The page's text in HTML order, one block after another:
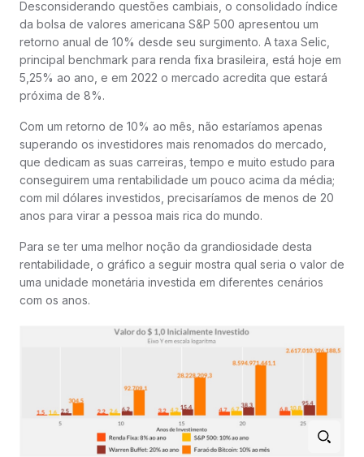
Desconsiderando questões cambiais, o consolidado índice
da bolsa de valores americana S&P 500 apresentou um
retorno anual de 10% desde seu surgimento. A taxa Selic,
principal benchmark para renda fixa brasileira, está hoje em
5,25% ao ano, e em 2022 o mercado acredita que estará
próxima de 8%.
Com um retorno de 10% ao mês, não estaríamos apenas
superando os investidores mais renomados do mercado,
que dedicam as suas carreiras, tempo e muito estudo para
conseguirem uma rentabilidade um pouco acima da média;
com mil dólares investidos, precisaríamos de menos de 20
anos para virar a pessoa mais rica do mundo.
Para se ter uma melhor noção da grandiosidade desta
rentabilidade, o gráfico a seguir mostra qual seria o valor de
uma unidade monetária investida em diferentes cenários
com os anos.